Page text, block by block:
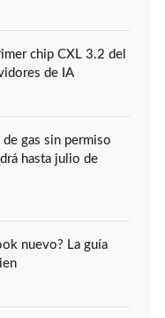
chip CXL 3.2 del
de IA
gas sin permiso
hasta julio de
nuevo? La guía